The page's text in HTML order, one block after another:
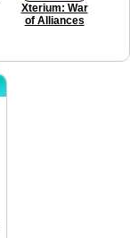
Xterium: War
of Alliances